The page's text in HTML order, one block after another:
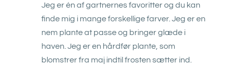
Jeg er én af gartnernes favoritter og du kan
finde mig i mange forskellige farver. Jeg er en
nem plante at passe og bringer glæde i
haven. Jeg er en hårdfør plante, som
blomstrer fra maj indtil frosten sætter ind.